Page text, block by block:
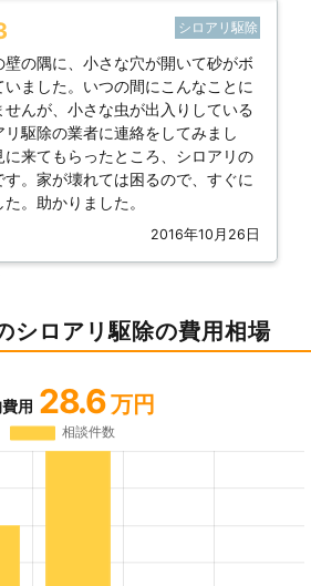
シロアリ駆除
の隅に、小さな穴が開いて砂がボ
いました。いつの間にこんなことに
んが、小さな虫が出入りしている
駆除の業者に連絡をしてみまし
に来てもらったところ、シロアリの
。家が壊れては困るので、すぐに
。助かりました。
2016年10月26日
シロアリ駆除の費用相場
用 28.6 万円